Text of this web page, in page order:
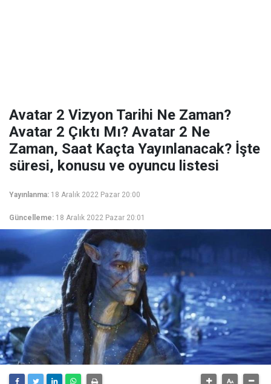
Avatar 2 Vizyon Tarihi Ne Zaman?
Avatar 2 Çıktı Mı? Avatar 2 Ne
Zaman, Saat Kaçta Yayınlanacak? İşte
süresi, konusu ve oyuncu listesi
Yayınlanma: 18 Aralık 2022 Pazar 20:00
Güncelleme: 18 Aralık 2022 Pazar 20:01